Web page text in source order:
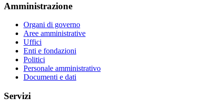
Amministrazione
Organi di governo
Aree amministrative
Uffici
Enti e fondazioni
Politici
Personale amministrativo
Documenti e dati
Servizi